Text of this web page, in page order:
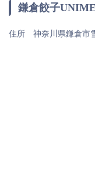
鎌倉餃子
住所 神奈川県鎌倉市